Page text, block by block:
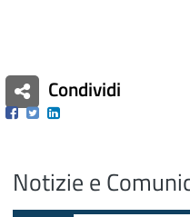
Condividi
Facebook
Twitter
Notizie e